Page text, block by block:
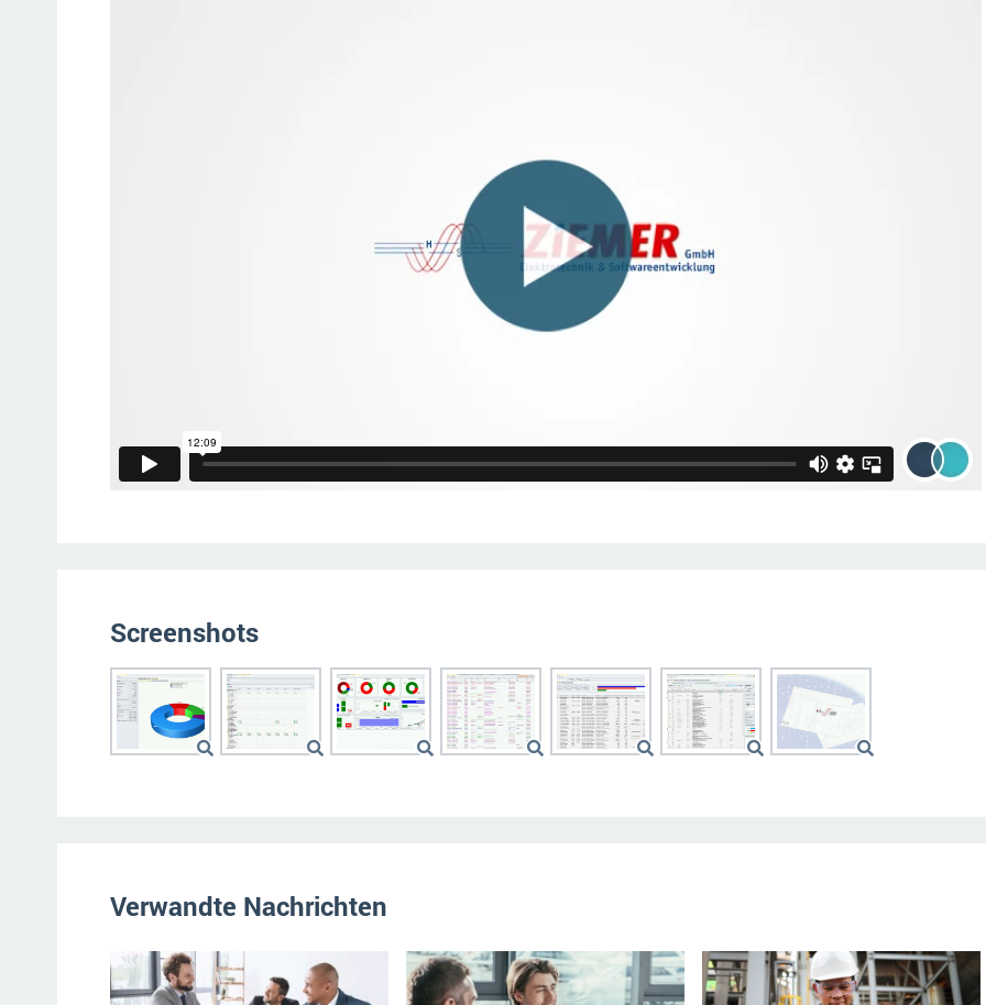
Screenshots
Verwandte Nachrichten